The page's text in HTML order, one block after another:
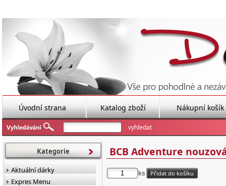
Úvodní strana Katalog zboží Nákupní košík
BCB Adventure
ks
Kategorie
Aktuální dárky
Expres Menu